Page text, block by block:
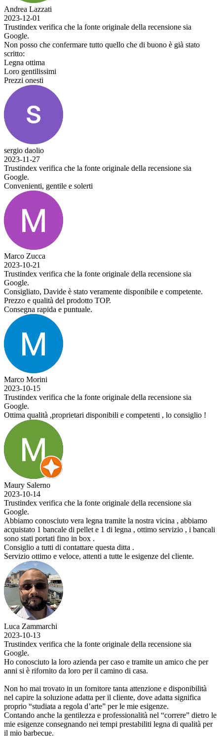
Andrea Lazzati
2023-12-01
Trustindex verifica che la fonte originale della recensione sia
Google.
Non posso che confermare tutto quello che di buono è già stato
scritto:
Legna ottima
Loro gentilissimi
Prezzi onesti
sergio daolio
2023-11-27
Trustindex verifica che la fonte originale della recensione sia
Google.
Convenienti, gentile e solerti
Marco Zucca
2023-10-21
Trustindex verifica che la fonte originale della recensione sia
Google.
Consigliato, Davide è stato veramente disponibile e competente.
Prezzo e qualità del prodotto TOP.
Consegna rapida e puntuale.
Marco Morini
2023-10-15
Trustindex verifica che la fonte originale della recensione sia
Google.
Ottima qualità ,proprietari disponibili e competenti , lo consiglio !
Maury Salerno
2023-10-14
Trustindex verifica che la fonte originale della recensione sia
Google.
Abbiamo conosciuto vera legna tramite la nostra vicina , abbiamo
acquistato 1 bancale di pellet e 1 di legna , ottimo servizio , i bancali
sono stati portati fino in box .
Consiglio a tutti di contattare questa ditta .
Servizio ottimo e veloce, attenti a tutte le esigenze del cliente.
Luca Zammarchi
2023-10-13
Trustindex verifica che la fonte originale della recensione sia
Google.
Ho conosciuto la loro azienda per caso e tramite un amico che per
anni si è rifornito da loro per il camino di casa.
Non ho mai trovato in un fornitore tanta attenzione e disponibilità
nel capire la soluzione adatta per il cliente, dove adatta significa
proprio “studiata a regola d’arte” per le mie esigenze.
Contando anche la gentilezza e professionalità nel “correre” dietro le
mie esigenze consegnando nei tempi prestabiliti legna di qualità per
il mio barbecue.